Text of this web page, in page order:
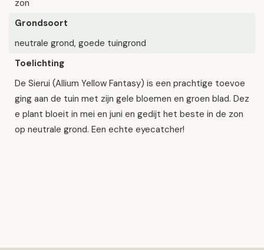
zon
Grondsoort
neutrale grond, goede tuingrond
Toelichting
De Sierui (Allium Yellow Fantasy) is een prachtige toevoe
ging aan de tuin met zijn gele bloemen en groen blad. Dez
e plant bloeit in mei en juni en gedijt het beste in de zon
op neutrale grond. Een echte eyecatcher!